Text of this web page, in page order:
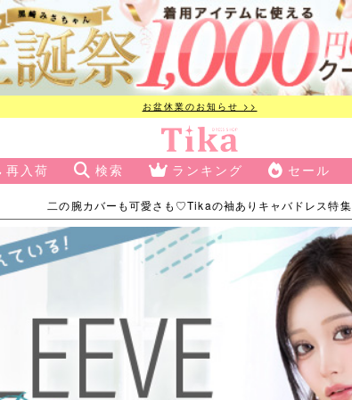
お盆休業のお知らせ >>
再入荷 検索 ランキング セール
二の腕カバーも可愛さも♡Tikaの袖ありキャバドレス特集